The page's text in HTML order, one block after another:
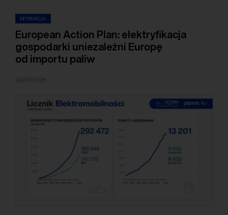
INFORMACJA
European Action Plan: elektryfikacja
gospodarki uniezależni Europę
od importu paliw
20/07/2026